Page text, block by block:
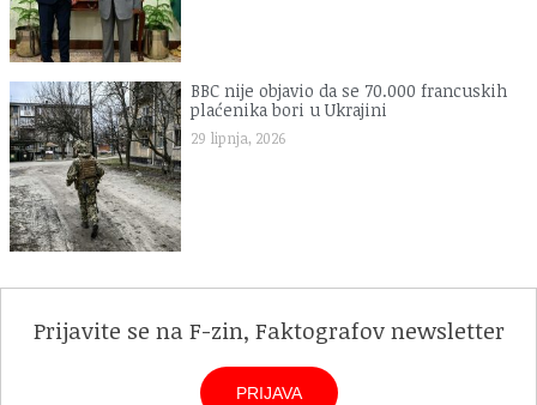
BBC nije objavio da se 70.000 francuskih
plaćenika bori u Ukrajini
29 lipnja, 2026
Prijavite se na F-zin, Faktografov newsletter
PRIJAVA